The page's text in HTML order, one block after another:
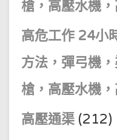
槍，高壓水機
高危工作 24小
方法，彈弓機
槍，高壓水機
高壓通渠 (212)